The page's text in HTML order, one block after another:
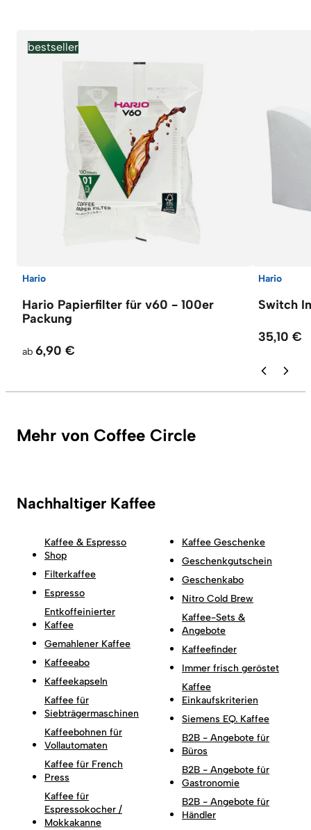
bestseller
Hario
Hario Papierfilter für v60 - 100er
Packung
ab 6,90 €
Hario
Switch
35,10 €
Mehr von Coffee Circle
Nachhaltiger Kaffee
Kaffee & Espresso
Shop
Filterkaffee
Espresso
Entkoffeinierter
Kaffee
Gemahlener Kaffee
Kaffeeabo
Kaffeekapseln
Kaffee für
Siebträgermaschinen
Kaffeebohnen für
Vollautomaten
Kaffee für French
Press
Kaffee für
Espressokocher /
Mokkakanne
Kaffee Geschenke
Geschenkgutschein
Geschenkabo
Nitro Cold Brew
Kaffee-Sets &
Angebote
Kaffeefinder
Immer frisch geröstet
Kaffee
Einkaufskriterien
Siemens EQ. Kaffee
B2B - Angebote für
Büros
B2B - Angebote für
Gastronomie
B2B - Angebote für
Händler